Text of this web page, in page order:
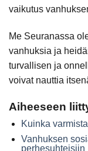
vaikutus
Me Seuranassa
vanhuksia ja
turvallisen ja
voivat nauttia
Aiheeseen
Kuinka
Vanhuksen
perhesuhteisiin